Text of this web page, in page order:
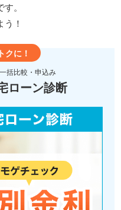
。
！
クに！
括比較・申込み
ローン診断